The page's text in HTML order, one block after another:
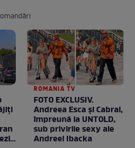
ROMANIA TV
FOTO EXCLUSIV.
Andreea Esca şi Cabral,
împreună la UNTOLD,
sub privirile sexy ale
Andreei Ibacka